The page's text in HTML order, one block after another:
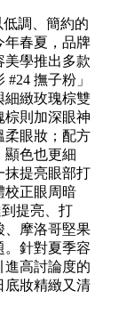
低調、簡約的
年春夏，品牌
美學推出多款
撫子粉」
細緻玫瑰棕雙
棕則加深眼神
柔眼妝；配方
顯色也更細
抹提亮眼部打
校正眼周暗
提亮、打
、摩洛哥堅果
。針對夏季容
進高討論度的
底妝精緻又清